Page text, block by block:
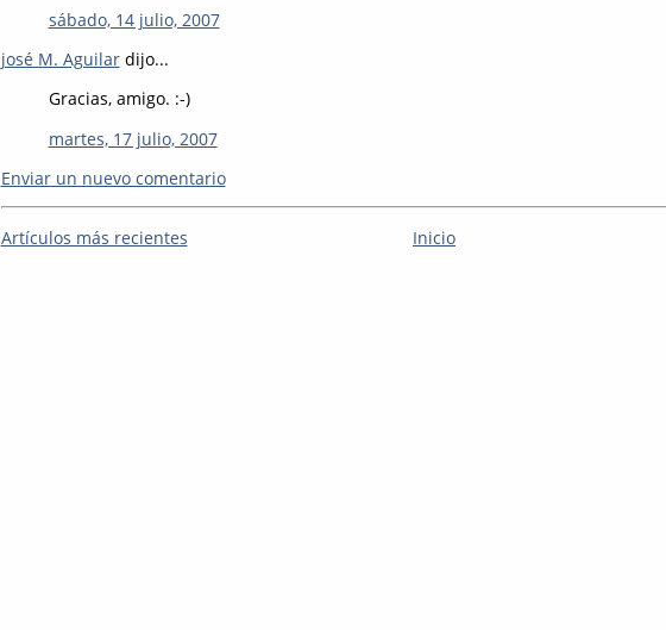
sábado, 14 julio, 2007
josé M. Aguilardijo...
Gracias, amigo. :-)
martes, 17 julio, 2007
Enviar un nuevo comentario
Artículos más recientes Inicio